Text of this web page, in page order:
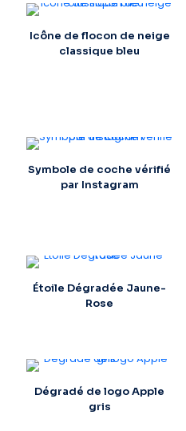
Icône de flocon de neige
classique bleu
Symbole de coche vérifié
par Instagram
Étoile Dégradée Jaune-
Rose
Dégradé de logo Apple
gris